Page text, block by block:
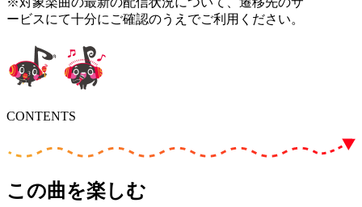
ービスにて十分にご確認のうえでご利用ください。
CONTENTS
この曲を楽しむ